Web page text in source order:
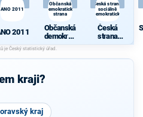
ANO 2011
2011
Občanská
demokratická
strana
Občanská
demokrati
cká strana
Česká strana
sociálně
demokratická
Česká
strana
sociálně
cká
kraji?
kraj